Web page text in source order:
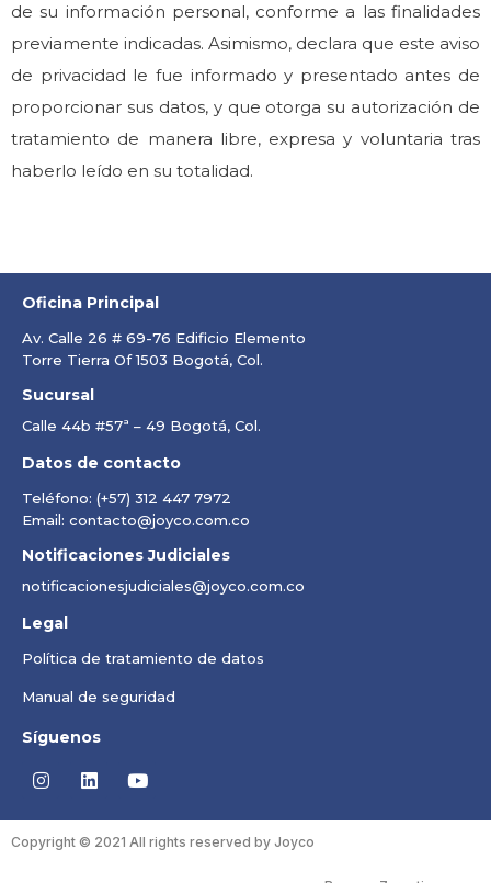
de su información personal, conforme a las finalidades
previamente indicadas. Asimismo, declara que este aviso
de privacidad le fue informado y presentado antes de
proporcionar sus datos, y que otorga su autorización de
tratamiento de manera libre, expresa y voluntaria tras
haberlo leído en su totalidad.
Oficina Principal
Av. Calle 26 # 69-76 Edificio Elemento
Torre Tierra Of 1503 Bogotá, Col.
Sucursal
Calle 44b #57ª – 49 Bogotá, Col.
Datos de contacto
Teléfono: (+57) 312 447 7972
Email: contacto@joyco.com.co
Notificaciones Judiciales
notificacionesjudiciales@joyco.com.co
Legal
Política de tratamiento de datos
Manual de seguridad
Síguenos
Copyright © 2021 All rights reserved by Joyco